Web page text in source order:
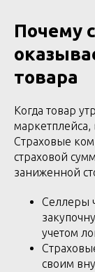
Почему
товара
Когда товар
маркетплейса,
Страховые
страховой
заниженной
Селлеры
учетом
своим